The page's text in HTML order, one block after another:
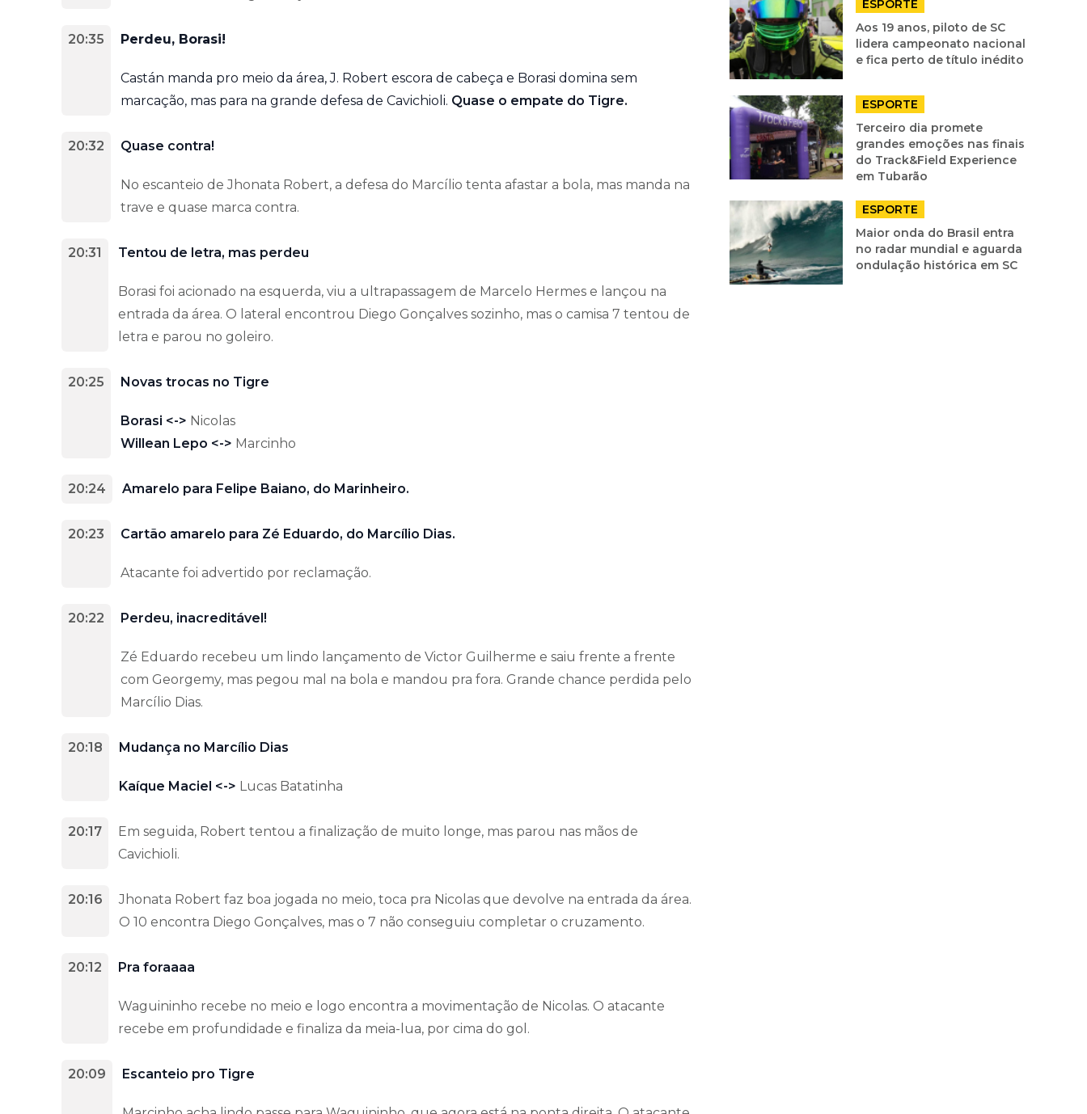
20:35 Perdeu, Borasi!
Castán manda pro meio da área, J. Robert escora de cabeça e Borasi domina sem
marcação, mas para na grande defesa de Cavichioli. Quase o empate do Tigre.
20:32 Quase contra!
No escanteio de Jhonata Robert, a defesa do Marcílio tenta afastar a bola, mas manda na
trave e quase marca contra.
20:31 Tentou de letra, mas perdeu
Borasi foi acionado na esquerda, viu a ultrapassagem de Marcelo Hermes e lançou na
entrada da área. O lateral encontrou Diego Gonçalves sozinho, mas o camisa 7 tentou de
letra e parou no goleiro.
20:25 Novas trocas no Tigre
Borasi <-> Nicolas
Willean Lepo <-> Marcinho
20:24 Amarelo para Felipe Baiano, do Marinheiro.
20:23 Cartão amarelo para Zé Eduardo, do Marcílio Dias.
Atacante foi advertido por reclamação.
20:22 Perdeu, inacreditável!
Zé Eduardo recebeu um lindo lançamento de Victor Guilherme e saiu frente a frente
com Georgemy, mas pegou mal na bola e mandou pra fora. Grande chance perdida pelo
Marcílio Dias.
20:18 Mudança no Marcílio Dias
Kaíque Maciel <-> Lucas Batatinha
20:17
Em seguida, Robert tentou a finalização de muito longe, mas parou nas mãos de
Cavichioli.
20:16
Jhonata Robert faz boa jogada no meio, toca pra Nicolas que devolve na entrada da área.
O 10 encontra Diego Gonçalves, mas o 7 não conseguiu completar o cruzamento.
20:12 Pra foraaaa
Waguininho recebe no meio e logo encontra a movimentação de Nicolas. O atacante
recebe em profundidade e finaliza da meia-lua, por cima do gol.
20:09 Escanteio pro Tigre
ESPORTE
Aos 19 anos, piloto de SC
lidera campeonato nacional
e fica perto de título inédito
ESPORTE
Terceiro dia promete
grandes emoções nas finais
do Track&Field Experience
em Tubarão
ESPORTE
Maior onda do Brasil entra
no radar mundial e aguarda
ondulação histórica em SC